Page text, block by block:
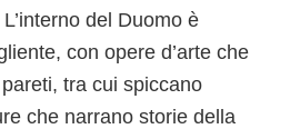
del Duomo è
con opere d’arte che
tra cui spiccano
che narrano storie della